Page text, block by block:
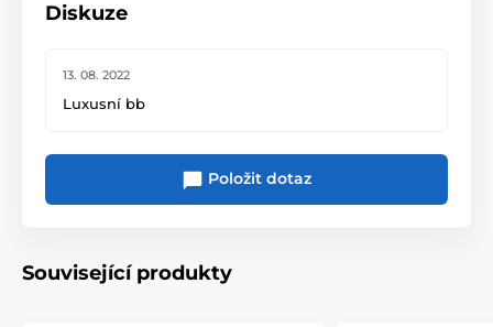
Diskuze
13. 08. 2022
Luxusní bb
Položit dotaz
Související produkty